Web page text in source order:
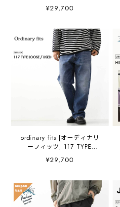
V5260RIP-76] ユニセックス
ケット カーゴパンツ・
MEN'S / LADY'S [2026AW]
¥29,700
ordinary fits [オーディナリ
ーフィッツ] 117 TYPE
LOOSE / USED [117USD]
117タイプルーズ / ユーズ
ードシルエットパンツ・
MEN'S / LADY'S [2026AW]
¥29,700